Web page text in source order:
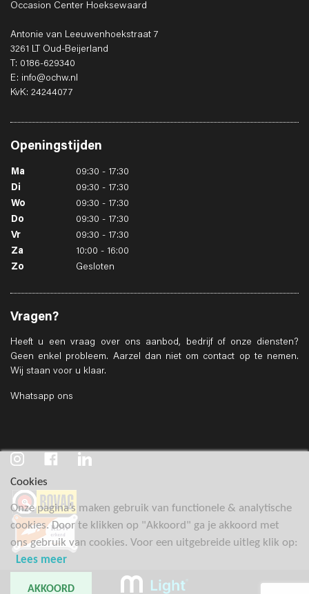
Occasion Center Hoeksewaard
Antonie van Leeuwenhoekstraat 7
3261 LT Oud-Beijerland
T: 0186-629340
E: info@ochw.nl
KvK: 24244077
Openingstijden
Ma
09:30 - 17:30
Di
09:30 - 17:30
Wo
09:30 - 17:30
Do
09:30 - 17:30
Vr
09:30 - 17:30
Za
10:00 - 16:00
Zo
Gesloten
Vragen?
Heeft u een vraag over ons aanbod, bedrijf of onze diensten?
Geen enkel probleem. Aarzel dan niet om contact op te nemen.
Wij staan voor u klaar.
Whatsapp ons
Cookies
Onze pagina’s maken gebruik van functionele & analytische
cookies. Door te klikken op "Akkoord" ga je akkoord met
ons gebruik van cookies. Voor een uitgebreide uitleg klik op:
Lees meer
AKKOORD